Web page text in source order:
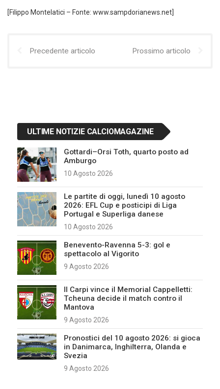
[Filippo Montelatici – Fonte: www.sampdorianews.net]
Precedente articolo Prossimo articolo
ULTIME NOTIZIE CALCIOMAGAZINE
Gottardi–Orsi Toth, quarto posto ad
Amburgo
10 Agosto 2026
Le partite di oggi, lunedì 10 agosto
2026: EFL Cup e posticipi di Liga
Portugal e Superliga danese
10 Agosto 2026
Benevento-Ravenna 5-3: gol e
spettacolo al Vigorito
9 Agosto 2026
Il Carpi vince il Memorial Cappelletti:
Tcheuna decide il match contro il
Mantova
9 Agosto 2026
Pronostici del 10 agosto 2026: si gioca
in Danimarca, Inghilterra, Olanda e
Svezia
9 Agosto 2026